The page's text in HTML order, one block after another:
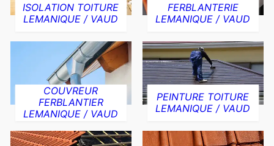
ISOLATION TOITURE
LEMANIQUE / VAUD
FERBLANTERIE
LEMANIQUE / VAUD
COUVREUR
FERBLANTIER
LEMANIQUE / VAUD
PEINTURE TOITURE
LEMANIQUE / VAUD